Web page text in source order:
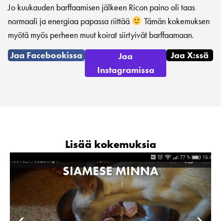
Jo kuukauden barffaamisen jälkeen Ricon paino oli taas
normaali ja energiaa papassa riittää
Tämän kokemuksen
myötä myös perheen muut koirat siirtyivät barffaamaan.
Jaa Facebookissa
Jaa
Instagramissa
Jaa X:ssä
Lisää kokemuksia
SIAMESE MINNA